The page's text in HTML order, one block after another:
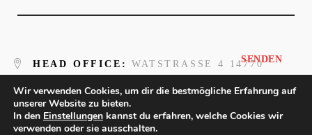
HEAD OFFICE: WATSTRASSE 4 14770 B
RANDENBURG AN DER HAVEL
JENS@HSA-BRB.DE
Wir verwenden Cookies, um dir die bestmögliche Erfahrung auf
unserer Website zu bieten.
In den Einstellungen kannst du erfahren, welche Cookies wir
verwenden oder sie ausschalten.